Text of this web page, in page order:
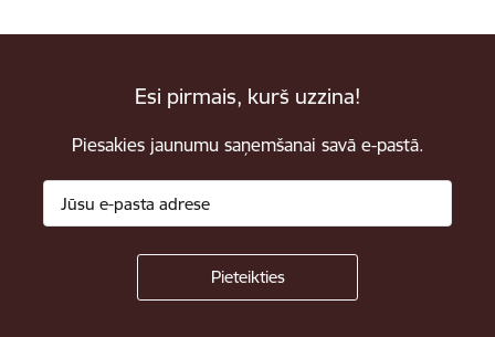
Esi pirmais, kurš uzzina!
Piesakies jaunumu saņemšanai savā e-pastā.